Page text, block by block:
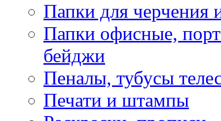
Папки для черчения
Папки офисные,
бейджи
Пеналы, тубусы
Печати и штампы